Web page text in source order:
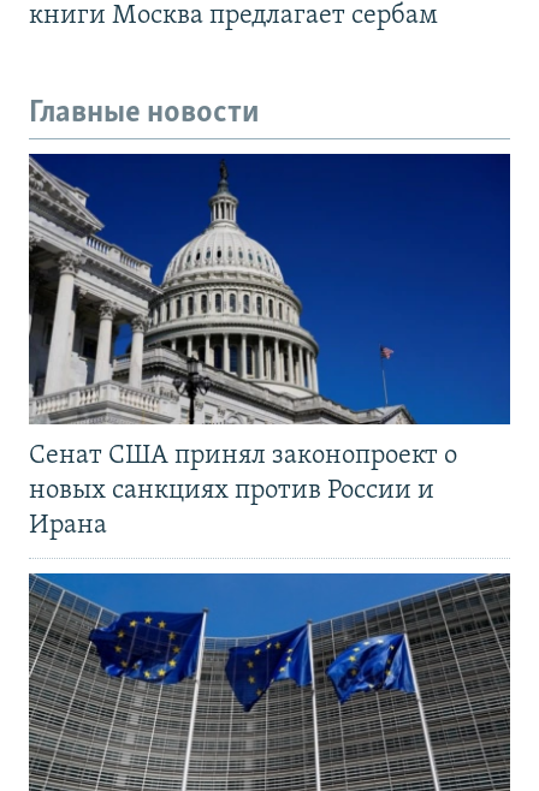
книги Москва предлагает сербам
Главные новости
Сенат США принял законопроект о
новых санкциях против России и
Ирана